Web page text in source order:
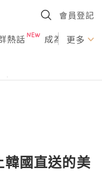
會員登記
熱話 成為U更多
國直送的美